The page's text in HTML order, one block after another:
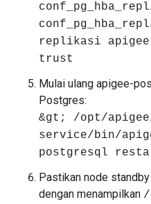
replikasi apigee
trust
Mulai ulang apigee-
Postgres:
&gt; /opt/
service/bin/
postgresql
Pastikan node
dengan menampilkan /